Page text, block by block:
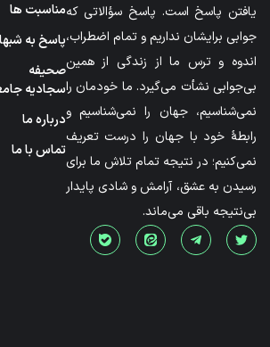
یافتن پاسخ است. پاسخ سؤالاتی که
جوابی برایشان نداریم و تمام اضطراب،
اندوه و ترس ما از زندگی از همین
بی‌جوابی نشأت می‌گیرد. ما خودمان را
نمی‌شناسیم، جهان را نمی‌شناسیم و
رابطۀ خود با جهان را درست تعریف
نمی‌کنیم؛ در نتیجه تمام تلاش ما برای
رسیدن به عشق، آرامش و شادی پایدار
بی‌نتیجه باقی می‌ماند.
مناسبت ها
پاسخ به
صحیفه
سجادیه
درباره ما
تماس با ما